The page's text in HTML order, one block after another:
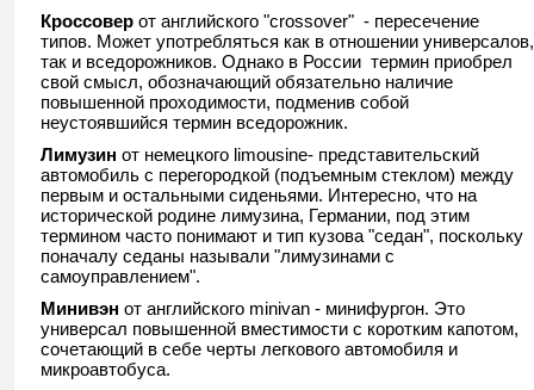
Кроссовер от английского "crossover" - пересечение
типов. Может употребляться как в отношении универсалов,
так и вседорожников. Однако в России термин приобрел
свой смысл, обозначающий обязательно наличие
повышенной проходимости, подменив собой
неустоявшийся термин вседорожник.
Лимузин от немецкого limousine- представительский
автомобиль с перегородкой (подъемным стеклом) между
первым и остальными сиденьями. Интересно, что на
исторической родине лимузина, Германии, под этим
термином часто понимают и тип кузова "седан", поскольку
поначалу седаны называли "лимузинами с
самоуправлением".
Минивэн от английского minivan - минифургон. Это
универсал повышенной вместимости с коротким капотом,
сочетающий в себе черты легкового автомобиля и
микроавтобуса.